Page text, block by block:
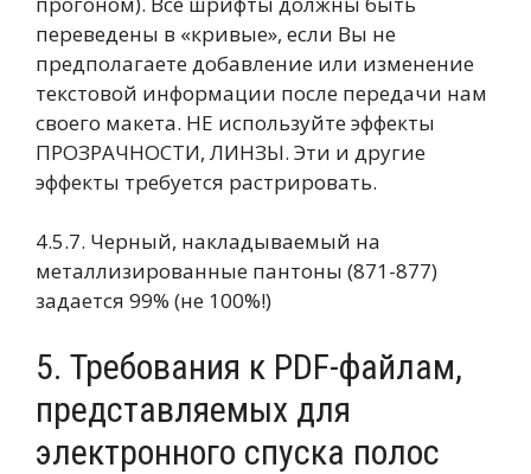
переведены в «кривые», если Вы не
предполагаете добавление или изменение
текстовой информации после передачи нам
своего макета. НЕ используйте эффекты
ПРОЗРАЧНОСТИ, ЛИНЗЫ. Эти и другие
эффекты требуется растрировать.
4.5.7. Черный, накладываемый на
металлизированные пантоны (871-877)
задается 99% (не 100%!)
5. Требования к PDF-файлам,
представляемых для
электронного спуска полос